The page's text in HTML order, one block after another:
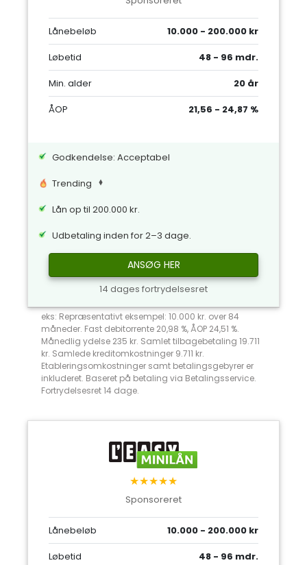
Lånebeløb
10.000 - 200.000 kr
Løbetid
48 - 96 mdr.
Min. alder
20 år
ÅOP
21,56 - 24,87 %
Godkendelse: Acceptabel
Trending
Lån op til 200.000 kr.
Udbetaling inden for 2–3 dage.
ANSØG HER
14 dages fortrydelsesret
eks: Repræsentativt eksempel: 10.000 kr. over 84
måneder. Fast debitorrente 20,98 %, ÅOP 24,51 %.
Månedlig ydelse 235 kr. Samlet tilbagebetaling 19.711
kr. Samlede kreditomkostninger 9.711 kr.
Etableringsomkostninger samt betalingsgebyrer er
inkluderet. Baseret på betaling via Betalingsservice.
Fortrydelsesret 14 dage.
★★★★★
Sponsoreret
Lånebeløb
10.000 - 200.000 kr
Løbetid
48 - 96 mdr.